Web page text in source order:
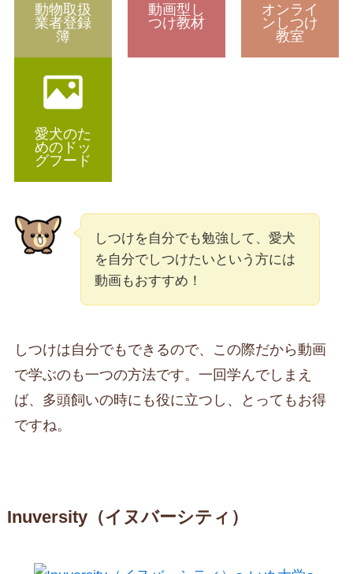
動物取扱
業者登録
簿
動画型し
つけ教材
オンライ
ンしつけ
教室
愛犬のた
めのドッ
グフード
しつけを自分でも勉強して、愛犬
を自分でしつけたいという方には
動画もおすすめ！
しつけは自分でもできるので、この際だから動画
で学ぶのも一つの方法です。一回学んでしまえ
ば、多頭飼いの時にも役に立つし、とってもお得
ですね。
Inuversity（イヌバーシティ）